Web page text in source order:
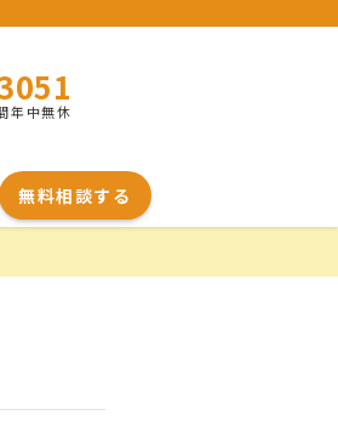
無料相談する
年中無休